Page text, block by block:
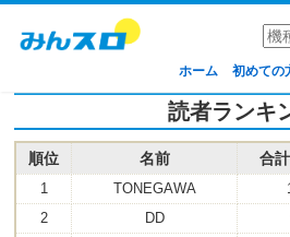
ホーム 初めての
読者ランキ
順位 名前 合
1 TONEGAWA
2
DD